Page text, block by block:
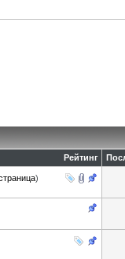
Рейтинг
)